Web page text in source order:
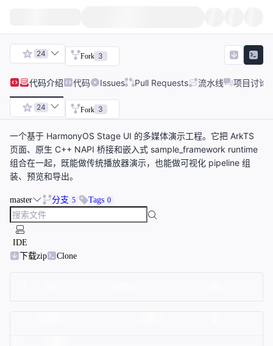
24 Fork 3
代码介绍 代码 Issues Pull Requests 流水线 项目讨论
24 Fork 3
一个基于 HarmonyOS Stage UI 的多媒体演示工程。它把 ArkTS
页面、原生 C++ NAPI 桥接和嵌入式 sample_framework runtime
组合在一起，既能做传统播放器演示，也能做可视化 pipeline 组
装、预览和导出。
master 分支 5 Tags 0
IDE
下载zip
Clone